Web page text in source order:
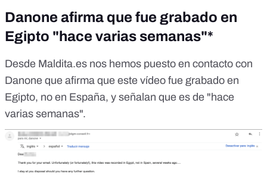
Danone afirma que fue grabado en
Egipto "hace varias semanas"*
Desde Maldita.es nos hemos puesto en contacto con
Danone que afirma que este vídeo fue grabado en
Egipto, no en España, y señalan que es de "hace
varias semanas".